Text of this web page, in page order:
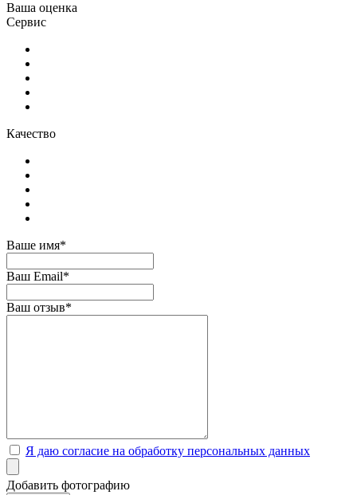
Ваша оценка
Сервис
Качество
Ваше имя*
Ваш Email*
Ваш отзыв*
Я даю согласие на обработку персональных данных
Добавить фотографию